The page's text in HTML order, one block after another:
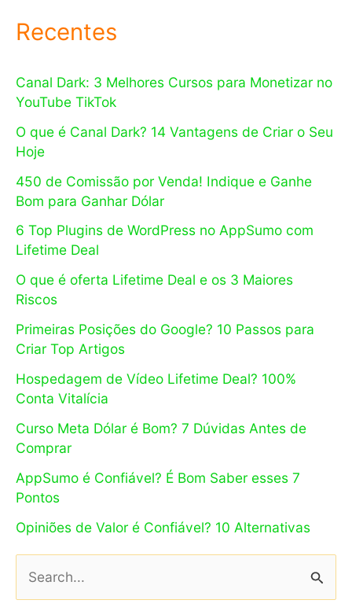
Recentes
Canal Dark: 3 Melhores Cursos para Monetizar no
YouTube TikTok
O que é Canal Dark? 14 Vantagens de Criar o Seu
Hoje
450 de Comissão por Venda! Indique e Ganhe
Bom para Ganhar Dólar
6 Top Plugins de WordPress no AppSumo com
Lifetime Deal
O que é oferta Lifetime Deal e os 3 Maiores
Riscos
Primeiras Posições do Google? 10 Passos para
Criar Top Artigos
Hospedagem de Vídeo Lifetime Deal? 100%
Conta Vitalícia
Curso Meta Dólar é Bom? 7 Dúvidas Antes de
Comprar
AppSumo é Confiável? É Bom Saber esses 7
Pontos
Opiniões de Valor é Confiável? 10 Alternativas